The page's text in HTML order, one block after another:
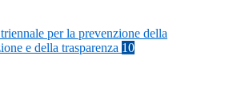
per la prevenzione della
e della trasparenza 10